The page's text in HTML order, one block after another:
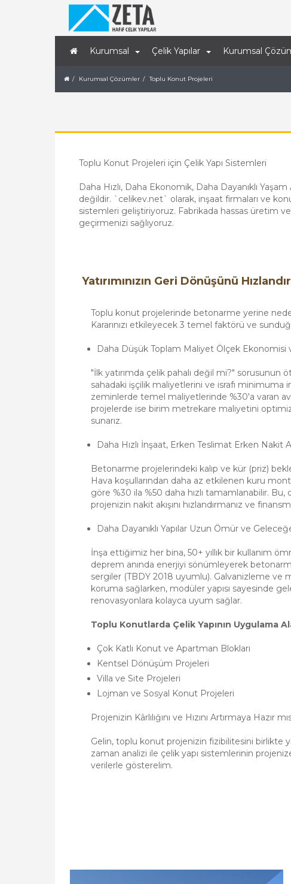
Kurumsal Çelik Yapılar Kurumsal
Kurumsal Çözümler Toplu Konut Projeleri
Toplu Konut Projeleri için Çelik Yapı Sistemleri
Daha Hızlı, Daha Ekonomik, Daha Dayanıklı
değildir. `celikev.net` olarak, inşaat firmaları ve
sistemleri geliştiriyoruz. Fabrikada hassas üretim
geçirmenizi sağlıyoruz.
Yatırımınızın Geri Dönüşünü
Toplu konut projelerinde betonarme yerine
Kararınızı etkileyecek 3 temel faktörü ve
Daha Düşük Toplam Maliyet Ölçek Ekonomisi
"İlk yatırımda çelik pahalı değil mi?" sorusunun
sahadaki işçilik maliyetlerini ve israfı minimuma
zeminlerde temel maliyetlerinde %30'a varan
projelerde ise birim metrekare maliyetini
sunarız.
Daha Hızlı İnşaat, Erken Teslimat Erken Nakit
Betonarme projelerindeki kalıp ve kür (priz)
Hava koşullarından daha az etkilenen kuru
göre %30 ila %50 daha hızlı tamamlanabilir. Bu,
projenizin nakit akışını hızlandırmanız ve
Daha Dayanıklı Yapılar Uzun Ömür ve
İnşa ettiğimiz her bina, 50+ yıllık bir kullanım
deprem anında enerjiyi sönümleyerek
sergiler (TBDY 2018 uyumlu). Galvanizleme ve
koruma sağlarken, modüler yapısı sayesinde
renovasyonlara kolayca uyum sağlar.
Toplu Konutlarda Çelik Yapının Uygulama
Çok Katlı Konut ve Apartman Blokları
Kentsel Dönüşüm Projeleri
Villa ve Site Projeleri
Lojman ve Sosyal Konut Projeleri
Projenizin Kârlılığını ve Hızını Artırmaya Hazır
Gelin, toplu konut projenizin fizibilitesini birlikte
zaman analizi ile çelik yapı sistemlerinin
verilerle gösterelim.